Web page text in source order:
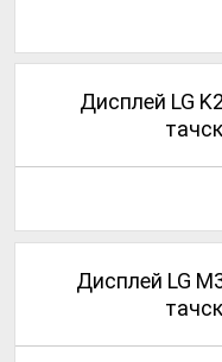
Дисплей LG
Дисплей LG